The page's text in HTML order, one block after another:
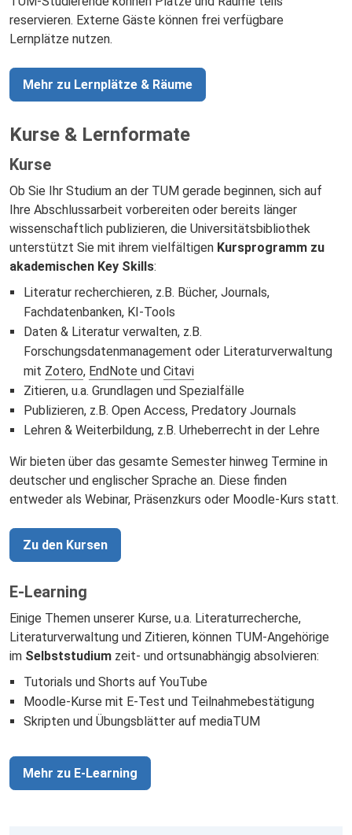
reservieren. Externe Gäste können frei verfügbare
Lernplätze nutzen.
Mehr zu Lernplätze & Räume
Kurse & Lernformate
Kurse
Ob Sie Ihr Studium an der TUM gerade beginnen, sich auf
Ihre Abschlussarbeit vorbereiten oder bereits länger
wissenschaftlich publizieren, die Universitätsbibliothek
unterstützt Sie mit ihrem vielfältigen Kursprogramm zu
akademischen Key Skills:
Literatur recherchieren, z.B. Bücher, Journals,
Fachdatenbanken, KI-Tools
Daten & Literatur verwalten, z.B.
Forschungsdatenmanagement oder Literaturverwaltung
mit Zotero, EndNote und Citavi
Zitieren, u.a. Grundlagen und Spezialfälle
Publizieren, z.B. Open Access, Predatory Journals
Lehren & Weiterbildung, z.B. Urheberrecht in der Lehre
Wir bieten über das gesamte Semester hinweg Termine in
deutscher und englischer Sprache an. Diese finden
entweder als Webinar, Präsenzkurs oder Moodle-Kurs statt.
Zu den Kursen
E-Learning
Einige Themen unserer Kurse, u.a. Literaturrecherche,
Literaturverwaltung und Zitieren, können TUM-Angehörige
im Selbststudium zeit- und ortsunabhängig absolvieren:
Tutorials und Shorts auf YouTube
Moodle-Kurse mit E-Test und Teilnahmebestätigung
Skripten und Übungsblätter auf mediaTUM
Mehr zu E-Learning